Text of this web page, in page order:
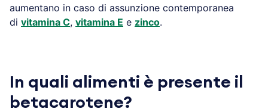
aumentano in caso di assunzione contemporanea
di vitamina C, vitamina E e zinco.
In quali alimenti è presente il
betacarotene?